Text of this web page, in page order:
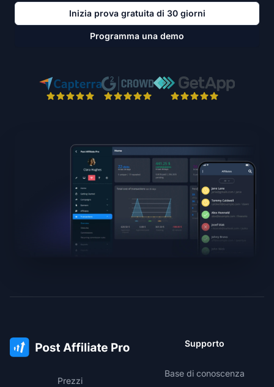
Inizia prova gratuita di 30 giorni
Programma una demo
Prezzi
Supporto
Base di conoscenza